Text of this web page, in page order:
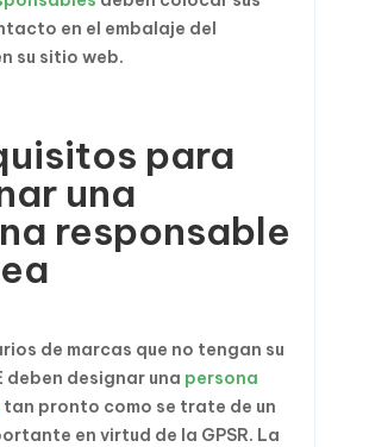
en el embalaje del
su sitio web.
para
una
responsable
de marcas que no tengan su
deben designar una persona
tan pronto como se trate de un
en virtud de la GPSR. La